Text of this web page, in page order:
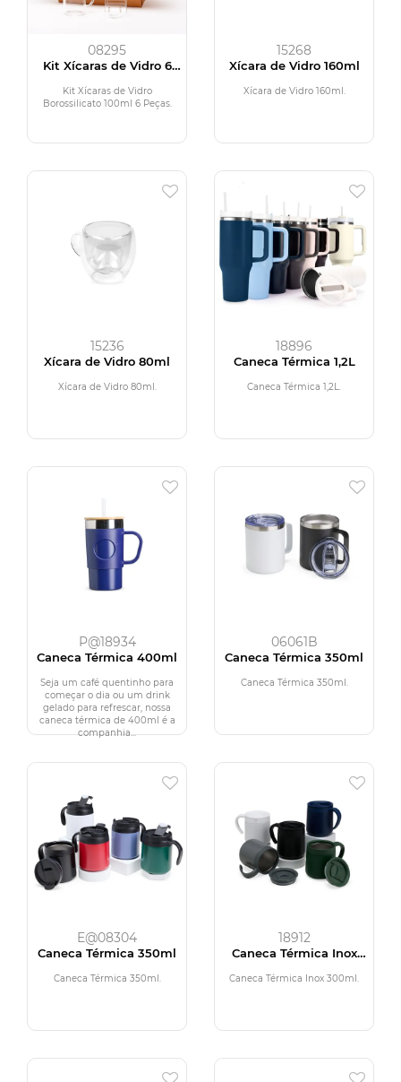
08295
Kit Xícaras de Vidro 6
Kit Xícaras de Vidro
Borossilicato 100ml 6 Peças.
15268
Xícara de Vidro 160ml
Xícara de Vidro 160ml.
15236
Xícara de Vidro 80ml
Xícara de Vidro 80ml.
18896
Caneca Térmica 1,2L
Caneca Térmica 1,2L.
P@18934
Caneca Térmica 400ml
Seja um café quentinho para
começar o dia ou um drink
gelado para refrescar, nossa
caneca térmica de 400ml é a
companhia...
06061B
Caneca Térmica 350ml
Caneca Térmica 350ml.
E@08304
Caneca Térmica 350ml
Caneca Térmica 350ml.
18912
Caneca Térmica Inox
Caneca Térmica Inox 300ml.